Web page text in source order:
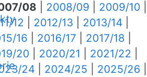
08 2008/09 2009/10
12 2012/13 2013/14
16 2016/17 2017/18
20 2020/21 2021/22
24 2024/25 2025/26